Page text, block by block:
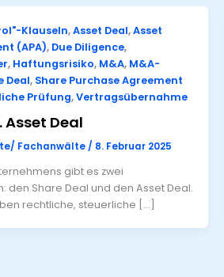
Klauseln,Asset Deal,Asset
(APA), Due Diligence,
, Haftungsrisiko, M&A, M&A-
Deal, Share Purchase Agreement
Prüfung,Vertragsübernahme
Asset Deal
Fachanwälte / 8. Februar 2025
gibt es zwei
den Share Deal und den Asset Deal.
rechtliche, steuerliche […]